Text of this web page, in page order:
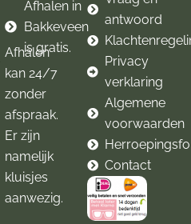
Afhalen in
Bakkeveen
is gratis.
Afhalen
kan 24/7
zonder
afspraak.
Er zijn
namelijk
kluisjes
aanwezig.
antwoord
Privacy
verklaring
Algemene
voorwaarden
Contact